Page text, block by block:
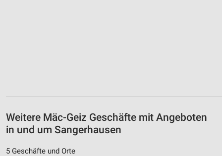
Weitere Mäc-Geiz Geschäfte mit Angeboten
in und um Sangerhausen
5 Geschäfte und Orte